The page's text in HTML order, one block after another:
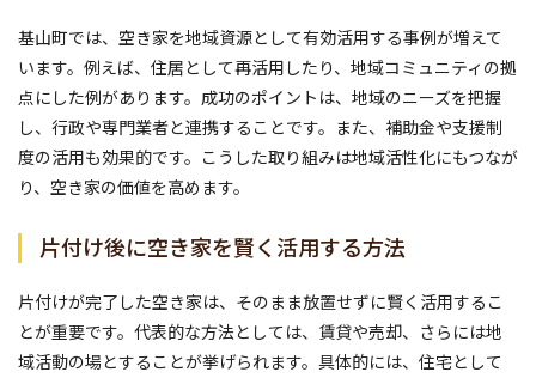
基山町では、空き家を地域資源として有効活用する事例が増えて
います。例えば、住居として再活用したり、地域コミュニティの拠
点にした例があります。成功のポイントは、地域のニーズを把握
し、行政や専門業者と連携することです。また、補助金や支援制
度の活用も効果的です。こうした取り組みは地域活性化にもつなが
り、空き家の価値を高めます。
片付け後に空き家を賢く活用する方法
片付けが完了した空き家は、そのまま放置せずに賢く活用するこ
とが重要です。代表的な方法としては、賃貸や売却、さらには地
域活動の場とすることが挙げられます。具体的には、住宅として